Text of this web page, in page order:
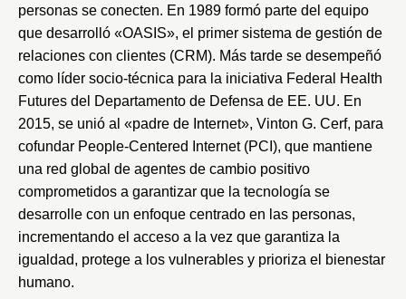
personas se conecten. En 1989 formó parte del equipo
que desarrolló «OASIS», el primer sistema de gestión de
relaciones con clientes (CRM). Más tarde se desempeñó
como líder socio-técnica para la iniciativa Federal Health
Futures del Departamento de Defensa de EE. UU. En
2015, se unió al «padre de Internet», Vinton G. Cerf, para
cofundar People-Centered Internet (PCI), que mantiene
una red global de agentes de cambio positivo
comprometidos a garantizar que la tecnología se
desarrolle con un enfoque centrado en las personas,
incrementando el acceso a la vez que garantiza la
igualdad, protege a los vulnerables y prioriza el bienestar
humano.